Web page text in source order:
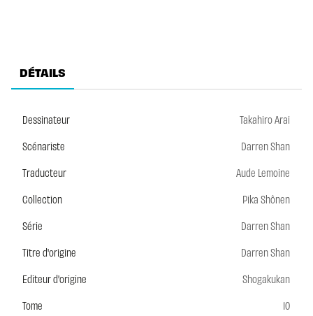
DÉTAILS
Dessinateur
Takahiro Arai
Scénariste
Darren Shan
Traducteur
Aude Lemoine
Collection
Pika Shônen
Série
Darren Shan
Titre d'origine
Darren Shan
Editeur d'origine
Shogakukan
Tome
10